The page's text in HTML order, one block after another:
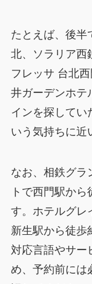
たとえば、後半
北、ソラリア西
フレッサ 台北
井ガーデンホテ
インを探してい
いう気持ちに近
なお、相鉄グラ
トで西門駅か
す。ホテルグレ
新生駅から徒歩
対応言語やサー
め、予約前には